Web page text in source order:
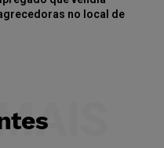
no local de